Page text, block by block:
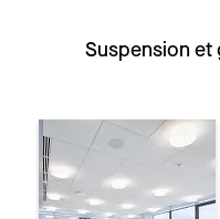
Suspension et